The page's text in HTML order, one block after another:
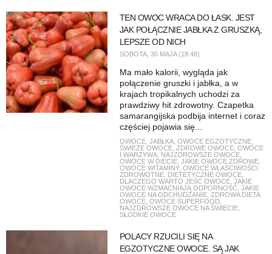
TEN OWOC WRACA DO ŁASK. JEST
JAK POŁĄCZNIE JABŁKA Z GRUSZKĄ,
LEPSZE OD NICH
SOBOTA, 30 MAJA (18:48)
Ma mało kalorii, wygląda jak
połączenie gruszki i jabłka, a w
krajach tropikalnych uchodzi za
prawdziwy hit zdrowotny. Czapetka
samarangijska podbija internet i coraz
częściej pojawia się...
OWOCE, JABŁKA, OWOCE EGZOTYCZNE,
ŚWIEŻE OWOCE, ZDROWE OWOCE, OWOCE
I WARZYWA, NAJZDROWSZE OWOCE,
OWOCE W DIECIE, JAKIE OWOCE ZDROWE,
OWOCE WITAMINY, OWOCE WŁAŚCIWOŚCI
ZDROWOTNE, DIETETYCZNE OWOCE,
DLACZEGO WARTO JEŚĆ OWOCE, JAKIE
OWOCE WZMACNIAJĄ ODPORNOŚĆ, JAKIE
OWOCE NA ODCHUDZANIE, ZDROWA DIETA
OWOCE, OWOCE SUPERFOOD,
NAJZDROWSZE OWOCE NA ŚWIECIE,
SŁODKIE OWOCE
POLACY RZUCILI SIĘ NA
EGZOTYCZNE OWOCE. SĄ JAK